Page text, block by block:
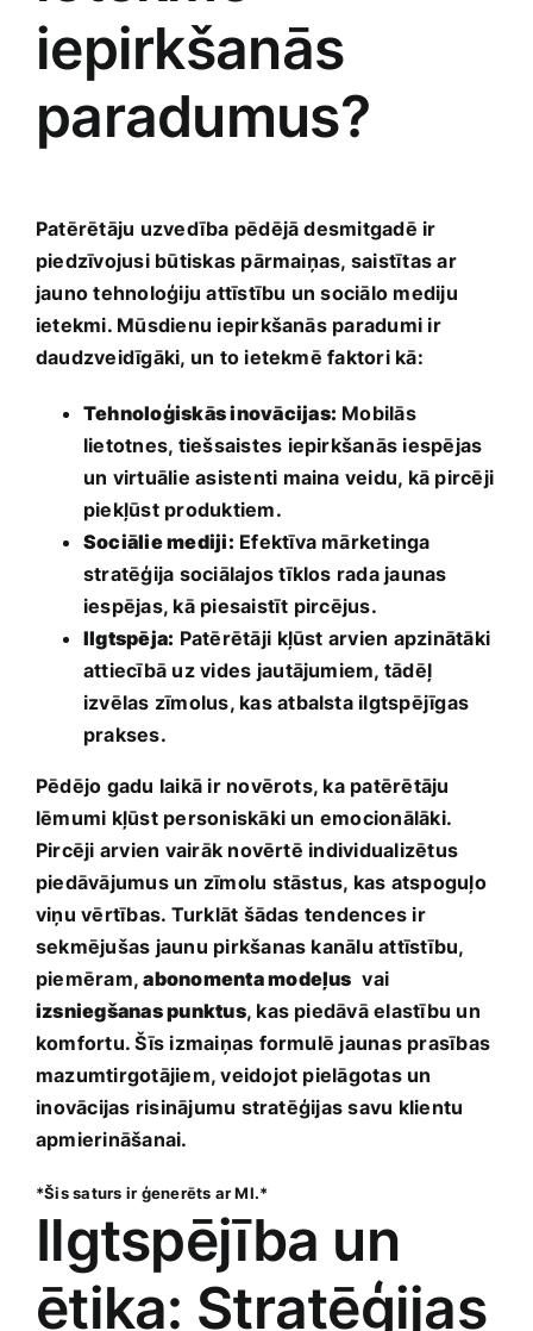
iepirkšanās
paradumus?
Patērētāju uzvedība pēdējā desmitgadē‍ ir⁢
piedzīvojusi būtiskas pārmaiņas, saistītas ar
jauno tehnoloģiju ‌attīstību un sociālo mediju
ietekmi. Mūsdienu iepirkšanās paradumi ir
daudzveidīgāki, un to ietekmē faktori kā:
Tehnoloģiskās inovācijas: Mobilās
lietotnes, tiešsaistes iepirkšanās​ iespējas
un virtuālie asistenti maina veidu, kā pircēji
piekļūst produktiem.
Sociālie mediji: Efektīva mārketinga
stratēģija sociālajos tīklos rada jaunas
iespējas, kā piesaistīt pircējus.
Ilgtspēja: Patērētāji ⁣kļūst arvien apzinātāki⁣
attiecībā uz vides⁣ jautājumiem, tādēļ
izvēlas zīmolus, kas atbalsta ilgtspējīgas ​
prakses.
Pēdējo gadu laikā ir novērots, ka patērētāju
lēmumi kļūst personiskāki un emocionālāki.
Pircēji arvien vairāk novērtē individualizētus
piedāvājumus un zīmolu stāstus, kas atspoguļo‌
viņu vērtības. Turklāt šādas tendences ir
sekmējušas jaunu pirkšanas kanālu attīstību,
piemēram,abonomenta modeļus ⁢ vai
izsniegšanas punktus, kas piedāvā elastību ‍un
komfortu. Šīs izmaiņas formulē jaunas prasības‌
mazumtirgotājiem, veidojot pielāgotas un
⁤inovācijas risinājumu stratēģijas savu klientu
apmierināšanai.
*Šis saturs ir ģenerēts ar MI.*
Ilgtspējība un
ētika: Stratēģijas